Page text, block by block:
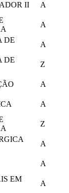
II
A
A
DE
A
DE
Z
A
A
Z
A
A
EM
A